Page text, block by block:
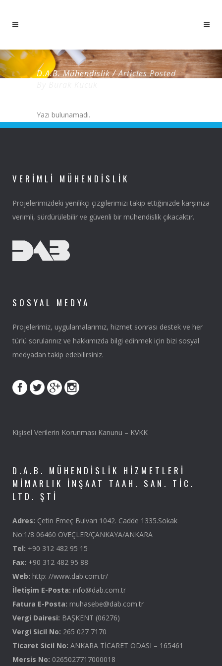
D.A.B. Mühendislik/Articles Posted
Yazı bulunamadı.
VERIMLI MÜHENDISLIK
Projelerimizdeki yenilikçi çizgilerimizi takip ettiğinizde karşınıza
verimli, sürdürülebilir ve güvenli bir mühendislik çıkacaktır.
SOSYAL MEDYA
Projelerimiz, uygulamalarımız, hizmet sonrası destek ve her
türlü sorularınız ve hakkımızda bilgi edinmek için bizi sosyal
medyadan takip edebilirsiniz.
Kişisel Verilerin Korunması Kanunu – KVKK
D.A.B. MÜHENDISLIK HIZMETLERI
MIMARLIK İNŞAAT TAAH. SAN. TIC.
LTD. ŞTI
Adres: Çetin Emeç Bulvarı 1042. Cadde 1335.Sokak
No:1/8 06460 ÖVEÇLER/ÇANKAYA/ANKARA
Tel: +90 312 482 95 15
Fax: +90 312 482 95 88
Web: http: //www.dab.com.tr/
İletişim E-Posta: info@dab.com.tr
Fatura E-Posta: muhasebe@dab.com.tr
Vergi Dairesi: BAŞKENT (06276)
Vergi Sicil No: 265 027 7170
Ticaret Sicil No: ANKARA TİCARET ODASI – 165461
Mersis No: 0265027717000018